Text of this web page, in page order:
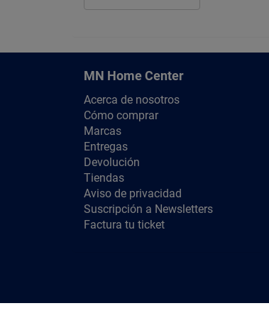
MN Home Center
Acerca de nosotros
Cómo comprar
Marcas
Entregas
Devolución
Tiendas
Aviso de privacidad
Suscripción a Newsletters
Factura tu ticket